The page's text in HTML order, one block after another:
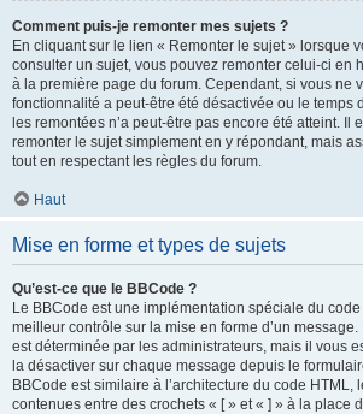
Comment puis-je remonter mes sujets ?
En cliquant sur le lien « Remonter le sujet » lorsque
consulter un sujet, vous pouvez remonter celui-ci en
à la première page du forum. Cependant, si vous ne
fonctionnalité a peut-être été désactivée ou le temps
les remontées n’a peut-être pas encore été atteint. Il
remonter le sujet simplement en y répondant, mais
tout en respectant les règles du forum.
Haut
Mise en forme et types de sujets
Qu’est-ce que le BBCode ?
Le BBCode est une implémentation spéciale du
meilleur contrôle sur la mise en forme d’un message.
est déterminée par les administrateurs, mais il vous
la désactiver sur chaque message depuis le
BBCode est similaire à l’architecture du code HTML,
contenues entre des crochets « [ » et « ] » à la place